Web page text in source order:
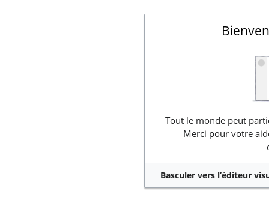
Tout le monde peut
Merci pour votre
Basculer vers l’éditeur